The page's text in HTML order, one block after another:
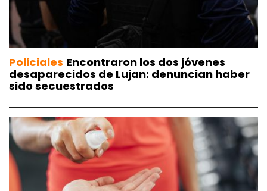
Policiales Encontraron los dos jóvenes
desaparecidos de Lujan: denuncian haber
sido secuestrados